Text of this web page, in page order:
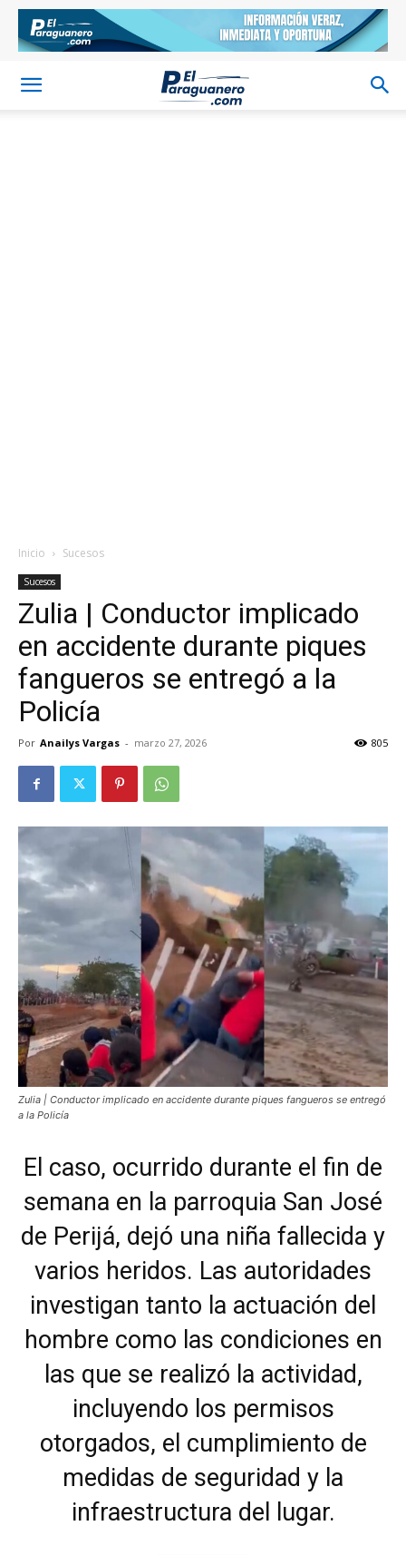
Inicio Sucesos
Sucesos
Zulia | Conductor implicado
en accidente durante piques
fangueros se entregó a la
Policía
Por Anailys Vargas - marzo 27, 2026 805
Zulia | Conductor implicado en accidente durante piques fangueros se entregó
a la Policía
El caso, ocurrido durante el fin de
semana en la parroquia San José
de Perijá, dejó una niña fallecida y
varios heridos. Las autoridades
investigan tanto la actuación del
hombre como las condiciones en
las que se realizó la actividad,
incluyendo los permisos
otorgados, el cumplimiento de
medidas de seguridad y la
infraestructura del lugar.